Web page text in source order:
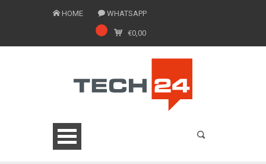
HOME WHATSAPP
€0,00